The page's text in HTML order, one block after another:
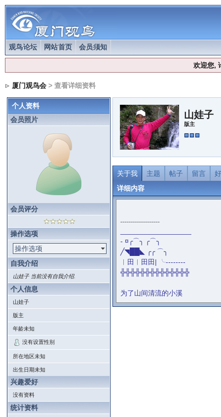
观鸟论坛 网站首页 会员须知
欢迎您,
厦门观鸟会> 查看详细资料
个人资料
会员照片
会员评分
操作选项
操作选项
自我介绍
山娃子 当前没有自我介绍.
个人信息
山娃子
版主
年龄未知
没有设置性别
所在地区未知
出生日期未知
兴趣爱好
没有资料
统计资料
山娃子
版主
关于我 主题 帖子 留言
详细内容
--------------------
- ¤╭⌒╮ ╭⌒╮
╱◥██◣ ╭╭ ⌒╮
︱田︱田田| ╰--------
╬╬╬╬╬╬╬╬╬╬╬╬╬╬
为了山间清流的小溪